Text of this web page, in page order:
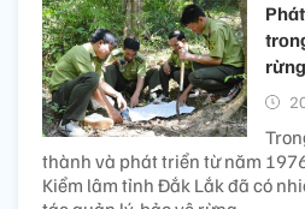
thành và phát triển từ năm
Kiểm lâm tỉnh Đắk Lắk đã có